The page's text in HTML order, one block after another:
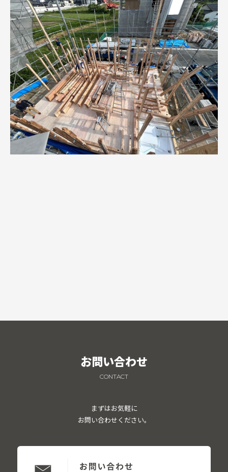
お問い合わせ
CONTACT
まずはお気軽に
お問い合わせください。